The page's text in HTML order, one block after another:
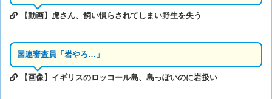
【動画】虎さん、飼い慣らされてしまい野生を失う
国連審査員「岩やろ…」
【画像】イギリスのロッコール島、島っぽいのに岩扱い